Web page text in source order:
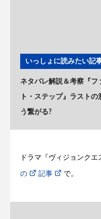
いっしょに読みたい記
ネタバレ解説＆考察『フ
ト・ステップ』ラスト
う繋がる?
ドラマ『ヴィジョンク
の 記事 で。